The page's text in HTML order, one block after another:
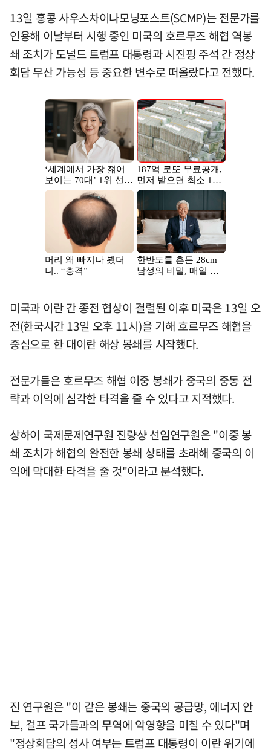
13일 홍콩 사우스차이나모닝포스트(SCMP)는 전문가를
인용해 이날부터 시행 중인 미국의 호르무즈 해협 역봉
쇄 조치가 도널드 트럼프 대통령과 시진핑 주석 간 정상
회담 무산 가능성 등 중요한 변수로 떠올랐다고 전했다.
미국과 이란 간 종전 협상이 결렬된 이후 미국은 13일 오
전(한국시간 13일 오후 11시)을 기해 호르무즈 해협을
중심으로 한 대이란 해상 봉쇄를 시작했다.
전문가들은 호르무즈 해협 이중 봉쇄가 중국의 중동 전
략과 이익에 심각한 타격을 줄 수 있다고 지적했다.
상하이 국제문제연구원 진량샹 선임연구원은 "이중 봉
쇄 조치가 해협의 완전한 봉쇄 상태를 초래해 중국의 이
익에 막대한 타격을 줄 것"이라고 분석했다.
진 연구원은 "이 같은 봉쇄는 중국의 공급망, 에너지 안
보, 걸프 국가들과의 무역에 악영향을 미칠 수 있다"며
"정상회담의 성사 여부는 트럼프 대통령이 이란 위기에